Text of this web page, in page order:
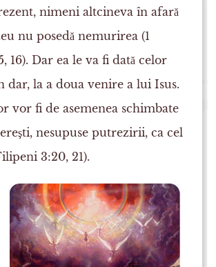
nimeni altcineva în afară
nu posedă nemurirea (1
16). Dar ea le va fi dată celor
dar, la a doua venire a lui Isus.
vor fi de asemenea schimbate
nesupuse putrezirii, ca cel
3:20, 21).